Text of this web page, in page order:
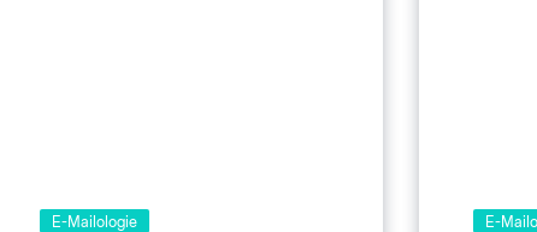
E-Mailologie E-